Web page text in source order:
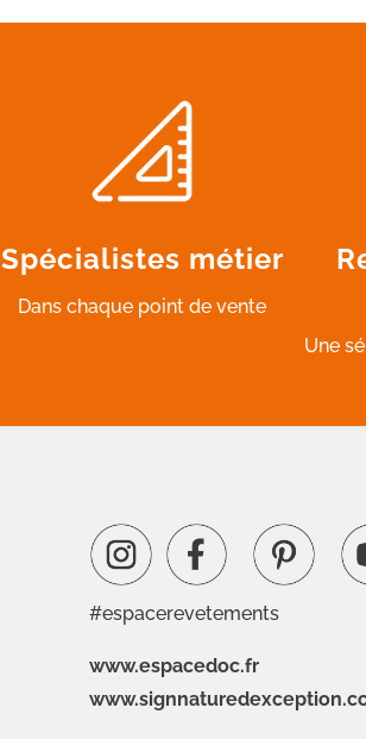
Spécialistes métier
Dans chaque point de vente
Une
#espacerevetements
www.espacedoc.fr